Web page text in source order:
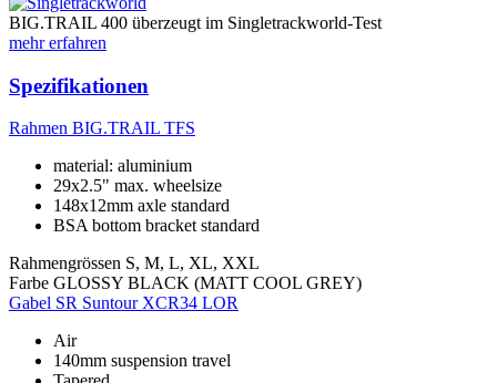
BIG.TRAIL 400 überzeugt im Singletrackworld-Test
mehr erfahren
Spezifikationen
Rahmen BIG.TRAIL TFS
material: aluminium
29x2.5" max. wheelsize
148x12mm axle standard
BSA bottom bracket standard
Rahmengrössen S, M, L, XL, XXL
Farbe GLOSSY BLACK (MATT COOL GREY)
Gabel SR Suntour XCR34 LOR
Air
140mm suspension travel